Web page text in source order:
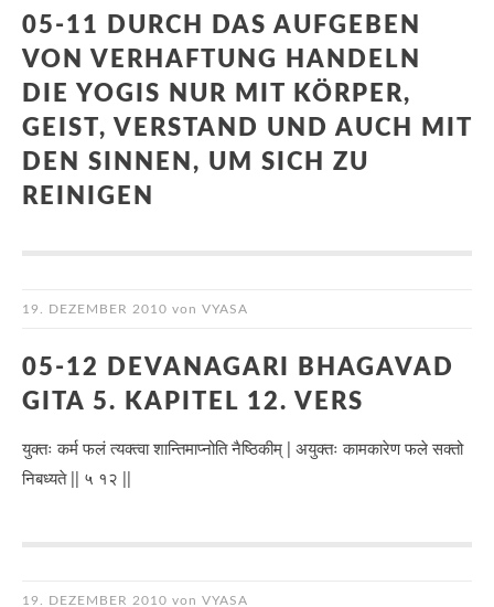
05-11 DURCH DAS AUFGEBEN
VON VERHAFTUNG HANDELN
DIE YOGIS NUR MIT KÖRPER,
GEIST, VERSTAND UND AUCH MIT
DEN SINNEN, UM SICH ZU
REINIGEN
19. DEZEMBER 2010 von VYASA
05-12 DEVANAGARI BHAGAVAD
GITA 5. KAPITEL 12. VERS
युक्तः कर्म फलं त्यक्त्वा शान्तिमाप्नोति नैष्ठिकीम् | अयुक्तः कामकारेण फले सक्तो
निबध्यते || ५ १२ ||
19. DEZEMBER 2010 von VYASA